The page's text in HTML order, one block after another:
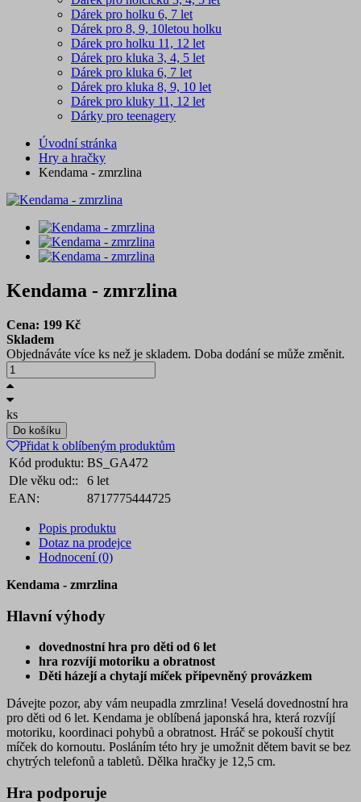
Dárek pro holku 6, 7 let
Dárek pro 8, 9, 10letou holku
Dárek pro holku 11, 12 let
Dárek pro kluka 3, 4, 5 let
Dárek pro kluka 6, 7 let
Dárek pro kluka 8, 9, 10 let
Dárek pro kluky 11, 12 let
Dárky pro teenagery
Úvodní stránka
Hry a hračky
Kendama - zmrzlina
Kendama - zmrzlina
Cena: 199 Kč
Skladem
Objednáváte více ks než je skladem. Doba dodání se může změnit.
ks
Do košíku
Přidat k oblíbeným produktům
Kód produktu: BS_GA472
Dle věku od::
6 let
EAN:
8717775444725
Popis produktu
Dotaz na prodejce
Hodnocení (0)
Kendama - zmrzlina
Hlavní výhody
dovednostní hra pro děti od 6 let
hra rozvíjí motoriku a obratnost
Děti házejí a chytají míček připevněný provázkem
Dávejte pozor, aby vám neupadla zmrzlina! Veselá dovednostní hra
pro děti od 6 let. Kendama je oblíbená japonská hra, která rozvíjí
motoriku, koordinaci pohybů a obratnost. Hráč se pokouší chytit
míček do kornoutu. Posláním této hry je umožnit dětem bavit se bez
chytrých telefonů a tabletů. Dělka hračky je 12,5 cm.
Hra podporuje